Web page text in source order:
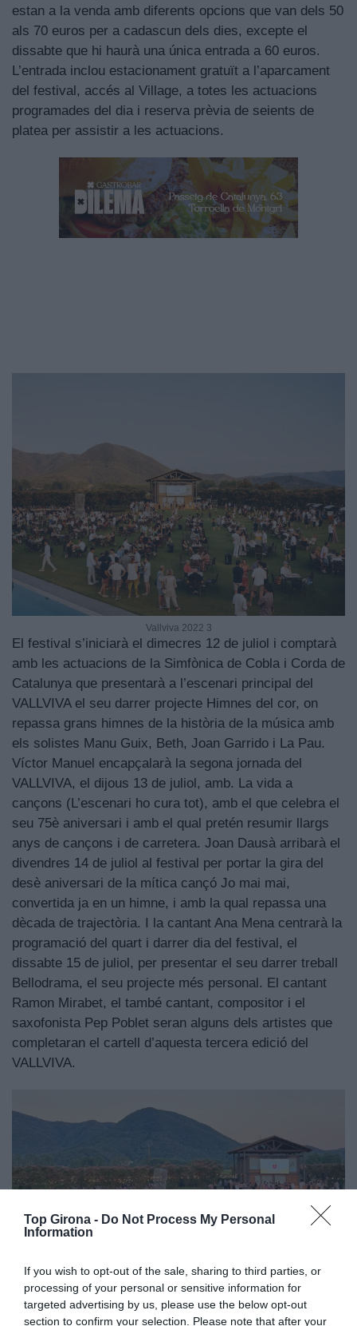
Top Girona - Do Not Process My Personal
Information
If you wish to opt-out of the sale, sharing to third parties, or
processing of your personal or sensitive information for
targeted advertising by us, please use the below opt-out
section to confirm your selection. Please note that after your
estan a la venda amb diferents opcions que van dels 50
als 70 euros per a cadascun dels dies, excepte el
dissabte que hi haurà una única entrada a 60 euros.
L’entrada inclou estacionament gratuït a l’aparcament
del festival, accés al Village, a totes les actuacions
programades del dia i reserva prèvia de seients de
platea per assistir a les actuacions.
Vallviva 2022 3
El festival s’iniciarà el dimecres 12 de juliol i comptarà
amb les actuacions de la Simfònica de Cobla i Corda de
Catalunya que presentarà a l’escenari principal del
VALLVIVA el seu darrer projecte Himnes del cor, on
repassa grans himnes de la història de la música amb
els solistes Manu Guix, Beth, Joan Garrido i La Pau.
Víctor Manuel encapçalarà la segona jornada del
VALLVIVA, el dijous 13 de juliol, amb. La vida a
cançons (L’escenari ho cura tot), amb el que celebra el
seu 75è aniversari i amb el qual pretén resumir llargs
anys de cançons i de carretera. Joan Dausà arribarà el
divendres 14 de juliol al festival per portar la gira del
desè aniversari de la mítica cançó Jo mai mai,
convertida ja en un himne, i amb la qual repassa una
dècada de trajectòria. I la cantant Ana Mena centrarà la
programació del quart i darrer dia del festival, el
dissabte 15 de juliol, per presentar el seu darrer treball
Bellodrama, el seu projecte més personal. El cantant
Ramon Mirabet, el també cantant, compositor i el
saxofonista Pep Poblet seran alguns dels artistes que
completaran el cartell d’aquesta tercera edició del
VALLVIVA.